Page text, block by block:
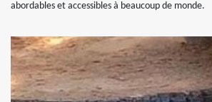
abordables et accessibles à beaucoup de monde.